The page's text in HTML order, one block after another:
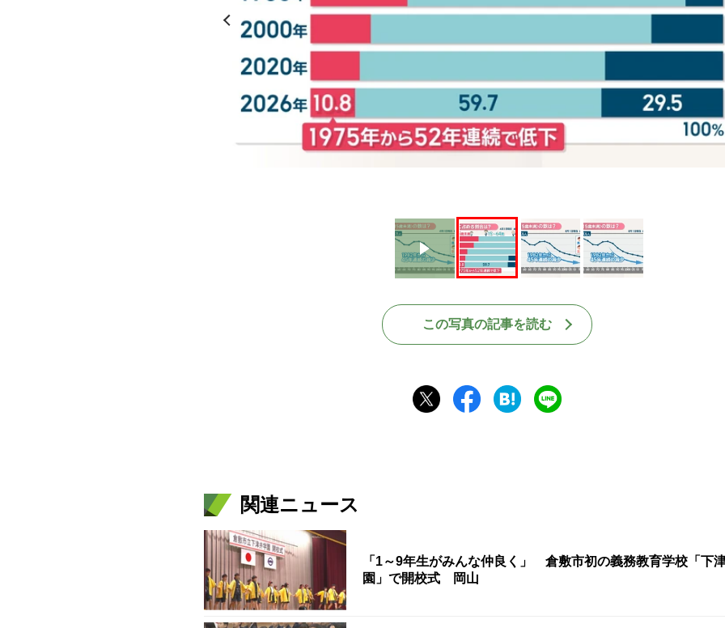
Play
この写真の記事を読む
関連ニュース
「1～9年生がみんな仲良く」 倉敷市初の義務教育学校「下
園」で開校式 岡山